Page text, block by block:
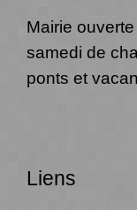
Mairie
samedi de
ponts et
Liens